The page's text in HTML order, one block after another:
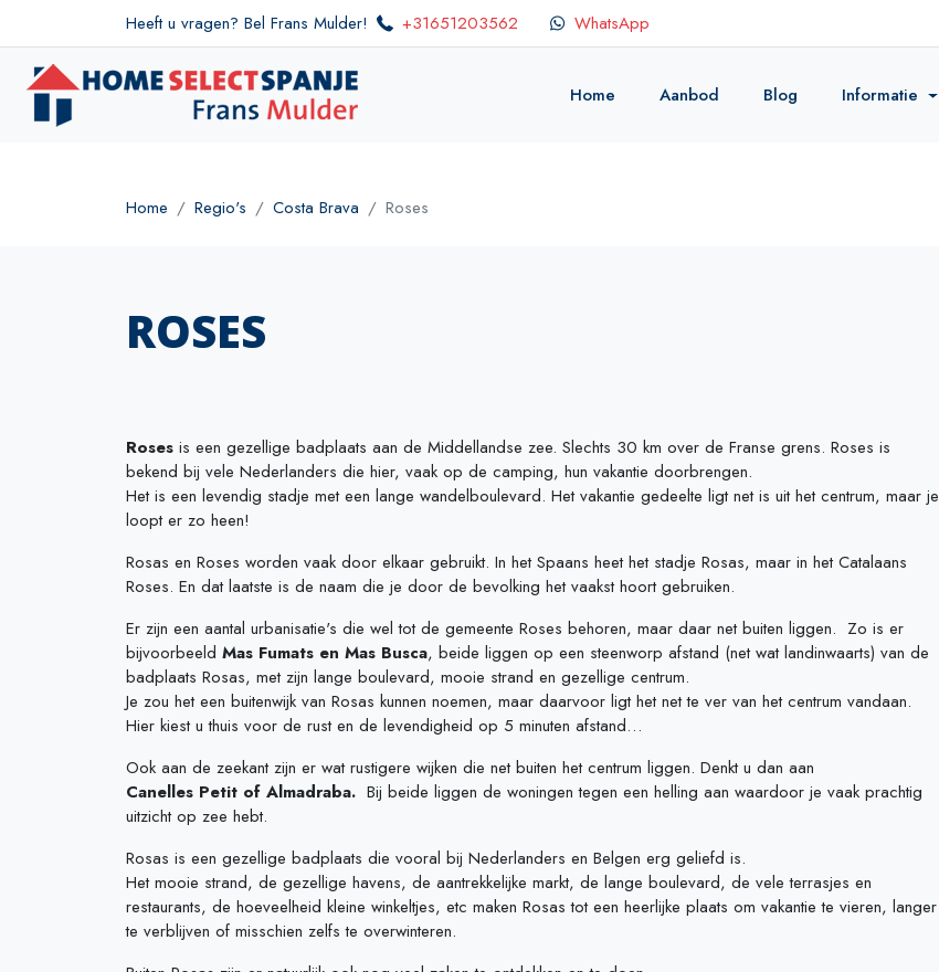
Heeft u vragen? Bel Frans Mulder! +31651203562 WhatsApp
Home Aanbod Blog Informatie
Home Regio's Costa Brava Roses
ROSES
Roses is een gezellige badplaats aan de Middellandse zee. Slechts 30 km over de Franse grens. Roses is
bekend bij vele Nederlanders die hier, vaak op de camping, hun vakantie doorbrengen.
Het is een levendig stadje met een lange wandelboulevard. Het vakantie gedeelte ligt net is uit het centrum, maar je
loopt er zo heen!
Rosas en Roses worden vaak door elkaar gebruikt. In het Spaans heet het stadje Rosas, maar in het Catalaans
Roses. En dat laatste is de naam die je door de bevolking het vaakst hoort gebruiken.
Er zijn een aantal urbanisatie's die wel tot de gemeente Roses behoren, maar daar net buiten liggen. Zo is er
bijvoorbeeld Mas Fumats en Mas Busca, beide liggen op een steenworp afstand (net wat landinwaarts) van de
badplaats Rosas, met zijn lange boulevard, mooie strand en gezellige centrum.
Je zou het een buitenwijk van Rosas kunnen noemen, maar daarvoor ligt het net te ver van het centrum vandaan.
Hier kiest u thuis voor de rust en de levendigheid op 5 minuten afstand…
Ook aan de zeekant zijn er wat rustigere wijken die net buiten het centrum liggen. Denkt u dan aan
Canelles Petit of Almadraba. Bij beide liggen de woningen tegen een helling aan waardoor je vaak prachtig
uitzicht op zee hebt.
Rosas is een gezellige badplaats die vooral bij Nederlanders en Belgen erg geliefd is.
Het mooie strand, de gezellige havens, de aantrekkelijke markt, de lange boulevard, de vele terrasjes en
restaurants, de hoeveelheid kleine winkeltjes, etc maken Rosas tot een heerlijke plaats om vakantie te vieren, langer
te verblijven of misschien zelfs te overwinteren.